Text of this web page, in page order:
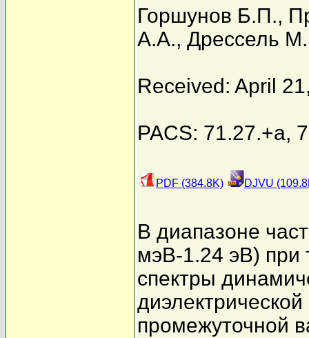
Горшунов Б.П.,
А.А., Дрессель М.
Received: April
PACS: 71.27.+a,
PDF (384.8K) DJVU
В диапазоне
мэВ-1.24 эВ) при
спектры
промежуточной